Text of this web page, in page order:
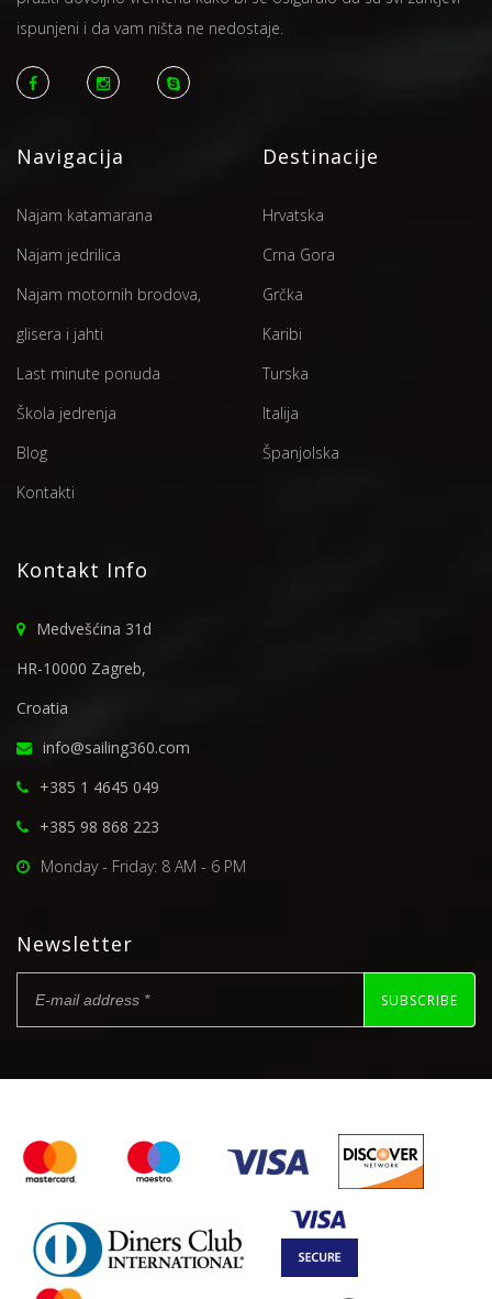
ispunjeni i da vam ništa ne nedostaje.
Navigacija
Najam katamarana
Najam jedrilica
Najam motornih brodova,
glisera i jahti
Last minute ponuda
Škola jedrenja
Blog
Kontakti
Destinacije
Hrvatska
Crna Gora
Grčka
Karibi
Turska
Italija
Španjolska
Kontakt Info
Medvešćina 31d
HR-10000 Zagreb,
Croatia
info@sailing360.com
+385 1 4645 049
+385 98 868 223
Monday - Friday: 8 AM - 6 PM
Newsletter
SUBSCRIBE